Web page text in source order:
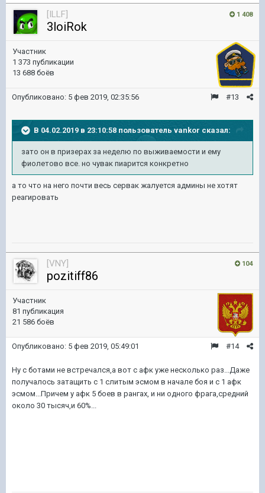
1 408
[ILLF]
3loiRok
Участник
1 373 публикации
13 688 боёв
#13
Опубликовано: 5 фев 2019, 02:35:56
В 04.02.2019 в 23:10:58 пользователь vankor сказал:
зато он в призерах за неделю по выживаемости и ему
фиолетово все. но чувак пиарится конкретно
а то что на него почти весь сервак жалуется админы не хотят
реагировать
104
[VNY]
pozitiff86
Участник
81 публикация
21 586 боёв
#14
Опубликовано: 5 фев 2019, 05:49:01
Ну с ботами не встречался,а вот с афк уже несколько раз...Даже
получалось затащить с 1 слитым эсмом в начале боя и с 1 афк
эсмом...Причем у афк 5 боев в рангах, и ни одного фрага,средний
около 30 тысяч,и 60%...